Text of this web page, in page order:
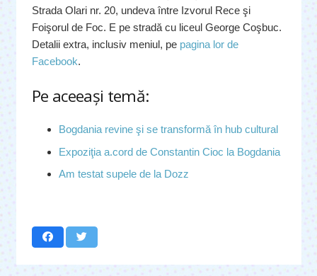
Strada Olari nr. 20, undeva între Izvorul Rece şi
Foişorul de Foc. E pe stradă cu liceul George Coşbuc.
Detalii extra, inclusiv meniul, pe pagina lor de
Facebook.
Pe aceeaşi temă:
Bogdania revine şi se transformă în hub cultural
Expoziţia a.cord de Constantin Cioc la Bogdania
Am testat supele de la Dozz